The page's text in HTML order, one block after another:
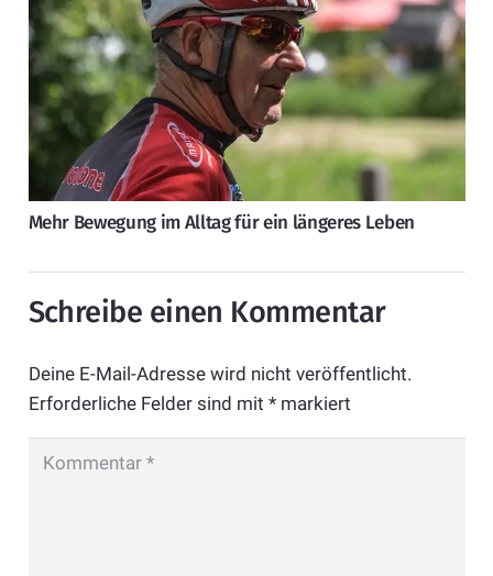
Mehr Bewegung im Alltag für ein längeres Leben
Schreibe einen Kommentar
Deine E-Mail-Adresse wird nicht veröffentlicht.
Erforderliche Felder sind mit *markiert